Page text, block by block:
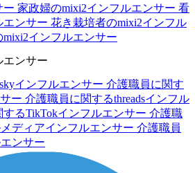
ー 家政婦のmixi2インフルエンサー 看
エンサー 花き栽培者のmixi2インフル
インフルエンサー
エンサー
インフルエンサー 介護職員に関す
ー 介護職員に関するthreadsインフル
るTikTokインフルエンサー 介護職
ディアインフルエンサー 介護職員
ンサー